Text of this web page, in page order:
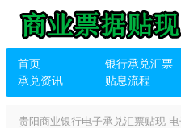
首页 银行承兑汇票
承兑资讯
贴息流程
贵阳商业银行电子承兑汇票贴现-